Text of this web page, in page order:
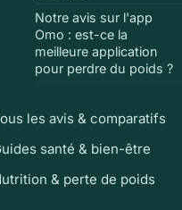
Notre avis sur l'app
Omo : est-ce la
meilleure application
pour perdre du poids ?
les avis & comparatifs
santé & bien-être
& perte de poids